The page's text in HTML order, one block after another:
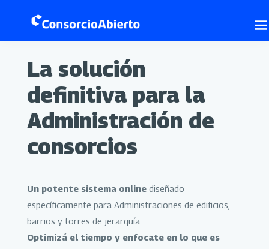
La solución
definitiva para la
Administración de
consorcios
Un potente sistema onlinediseñado
específicamente para Administraciones de edificios,
barrios y torres de jerarquía.
Optimizá el tiempo y enfocate en lo que es